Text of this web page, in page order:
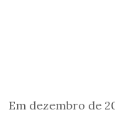
Em dezembro de